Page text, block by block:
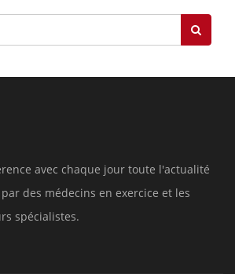
avec chaque jour toute l'actualité
des médecins en exercice et les
spécialistes.